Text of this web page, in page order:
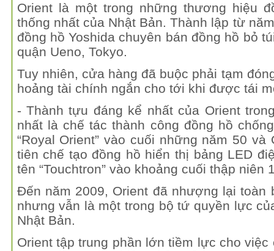
Orient là một trong những thương hiệu
thống nhất của Nhật Bản. Thành lập từ
đồng hồ Yoshida chuyên bán đồng hồ bỏ
quận Ueno, Tokyo.
Tuy nhiên, cửa hàng đã buộc phải tạm
hoảng tài chính ngắn cho tới khi được tái
- Thành tựu đáng kể nhất của Orient
nhất là chế tác thành công đồng hồ
“Royal Orient” vào cuối những năm 50
tiên chế tạo đồng hồ hiển thị bảng LED
tên “Touchtron” vào khoảng cuối thập niên
Đến năm 2009, Orient đã nhượng lại toàn
nhưng vẫn là một trong bộ tứ quyền lực
Nhật Bản.
Orient tập trung phần lớn tiềm lực cho